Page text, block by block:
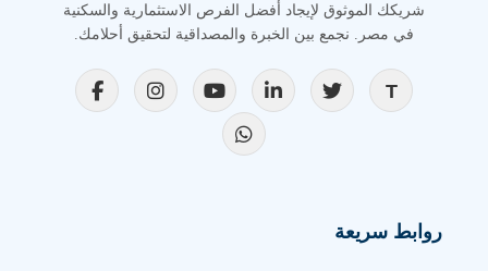
شريكك الموثوق لإيجاد أفضل الفرص الاستثمارية والسكنية
في مصر. نجمع بين الخبرة والمصداقية لتحقيق أحلامك.
روابط سريعة